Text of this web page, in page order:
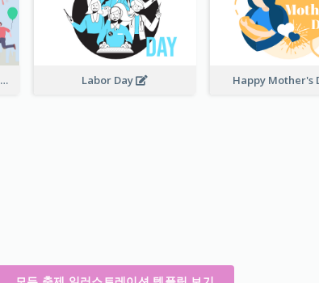
Festival Celebration Illustration Labor Day Happy Mother's